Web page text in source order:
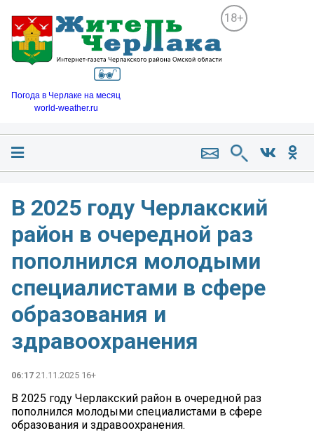
18+
Погода в Черлаке на месяц
world-weather.ru
В 2025 году Черлакский
район в очередной раз
пополнился молодыми
специалистами в сфере
образования и
здравоохранения
06:17 21.11.2025 16+
В 2025 году Черлакский район в очередной раз
пополнился молодыми специалистами в сфере
образования и здравоохранения.